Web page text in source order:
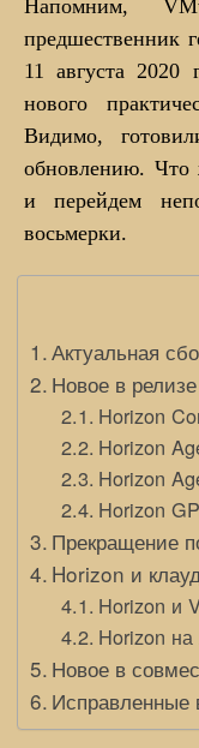
Напомним,
предшественник
11 августа
нового
Видимо,
обновлению. Что
и перейдем
восьмерки.
Актуальная
Новое в
Horizon
Horizon
Horizon
Horizon
Прекращение
Horizon и
Horizon и
Horizon
Новое в